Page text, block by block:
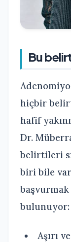
Bu
hiçbir
hafif
Dr.
belirtileri
biri bile
bulunuyor:
Aşırı